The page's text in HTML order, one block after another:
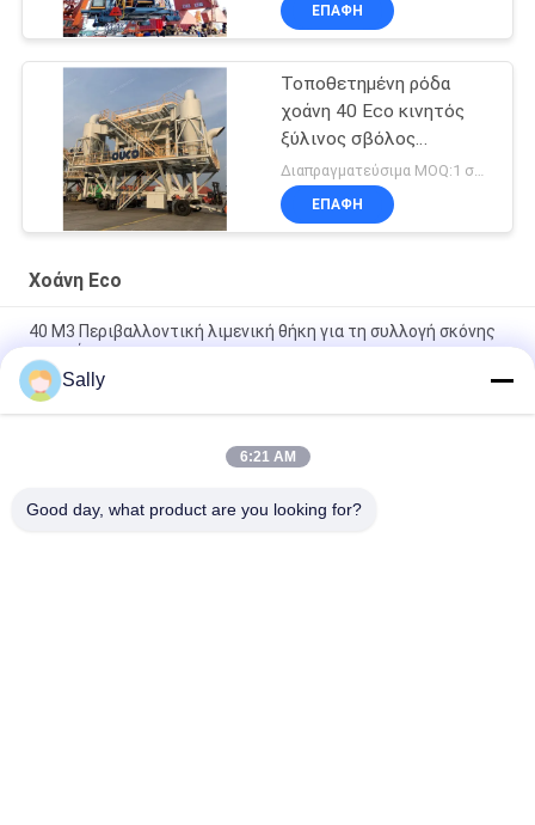
ΕΠΑΦΉ
Τοποθετημένη ρόδα
χοάνη 40 Eco κινητός
ξύλινος σβόλος
μετρητών κύβων
Διαπραγματεύσιμα MOQ:1 σύνολο
ΕΠΑΦΉ
Χοάνη Eco
40 M3 Περιβαλλοντική λιμενική θήκη για τη συλλογή σκόνης
σιτηρών
Κινητός κυκλώνων φίλτρων Eco λιμένας 750TPH απόδειξης
σκόνης χοανών μαζικός υλικός
Κινητή τσαντών φίλτρων Eco χοάνη 10 λιμένων απόδειξης
Sally
6:21 AM
Good day, what product are you looking for?